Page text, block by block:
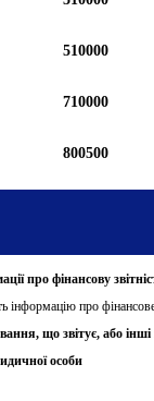
510000
710000
800500
про фінансову
інформацію про
що звітує, або інші
особи